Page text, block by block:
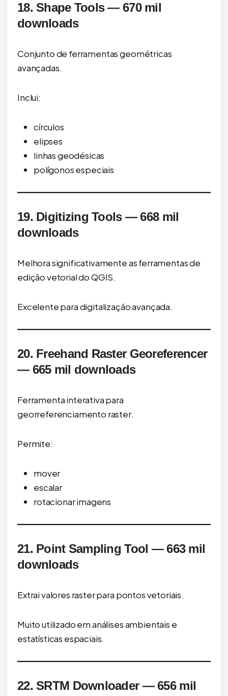
18. Shape Tools — 670 mil
downloads
Conjunto de ferramentas geométricas
avançadas.
Inclui:
círculos
elipses
linhas geodésicas
polígonos especiais
19. Digitizing Tools — 668 mil
downloads
Melhora significativamente as ferramentas de
edição vetorial do QGIS.
Excelente para digitalização avançada.
20. Freehand Raster Georeferencer
— 665 mil downloads
Ferramenta interativa para
georreferenciamento raster.
Permite:
mover
escalar
rotacionar imagens
21. Point Sampling Tool — 663 mil
downloads
Extrai valores raster para pontos vetoriais.
Muito utilizado em análises ambientais e
estatísticas espaciais.
22. SRTM Downloader — 656 mil